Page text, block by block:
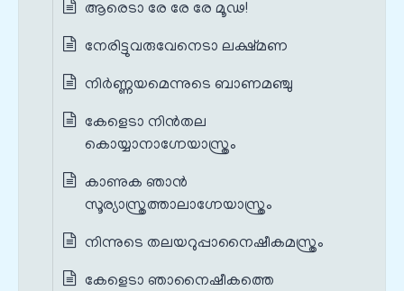
ആരെടാ രേ രേ രേ മൂഢ!
നേരിട്ടുവരുവേനെടാ ലക്ഷ്മണ
നിർണ്ണയമെന്നുടെ ബാണമഞ്ചു
കേളെടാ നിൻതല
കൊയ്യാനാഗ്നേയാസ്ത്രം
കാണുക ഞാൻ
സൂര്യാസ്ത്രത്താലാഗ്നേയാസ്ത്രം
നിന്നുടെ തലയറുപ്പാനൈഷീകമസ്ത്രം
കേളെടാ ഞാനൈഷീകത്തെ